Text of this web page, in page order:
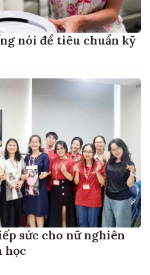
nói để tiêu chuẩn kỹ
sức cho nữ nghiên
học